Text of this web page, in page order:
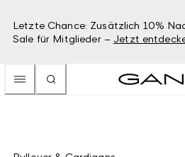
Letzte Chance: Zusätzlich 10%
Sale für Mitglieder – Jetzt